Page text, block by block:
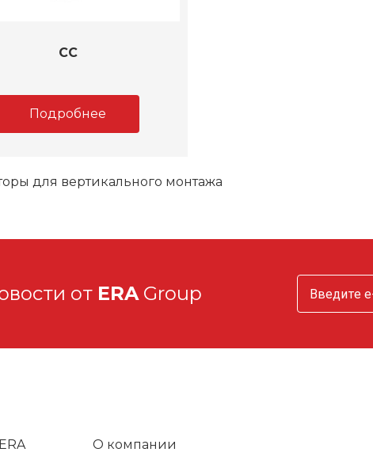
CC
Подробнее
для вертикального монтажа
от ERAGroup
О компании